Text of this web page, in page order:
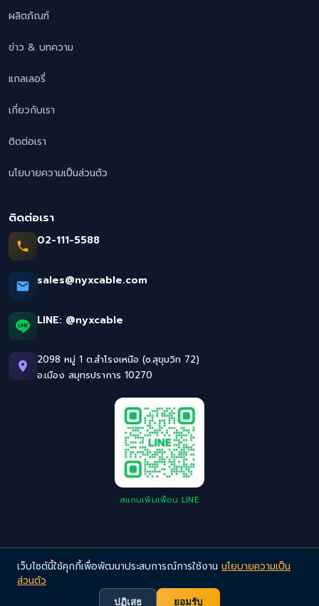
ผลิตภัณฑ์
ข่าว & บทความ
แกลเลอรี่
เกี่ยวกับเรา
ติดต่อเรา
นโยบายความเป็นส่วนตัว
ติดต่อเรา
02-111-5588
sales@nyxcable.com
LINE: @nyxcable
2098 หมู่ 1 ต.สำโรงเหนือ (ซ.สุขุมวิท 72)
อ.เมือง สมุทรปราการ 10270
สแกนเพิ่มเพื่อน LINE
· สายไฟอุตสาหกรรมคุณภาพสูง มาตรฐานยุโรป
เว็บไซต์นี้ใช้คุกกี้เพื่อพัฒนาประสบการณ์การใช้งาน นโยบายความเป็น
ส่วนตัว
ปฏิเสธ ยอมรับ